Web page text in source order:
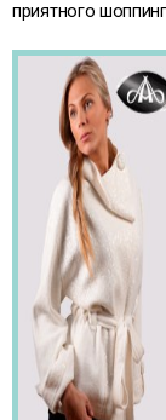
приятного